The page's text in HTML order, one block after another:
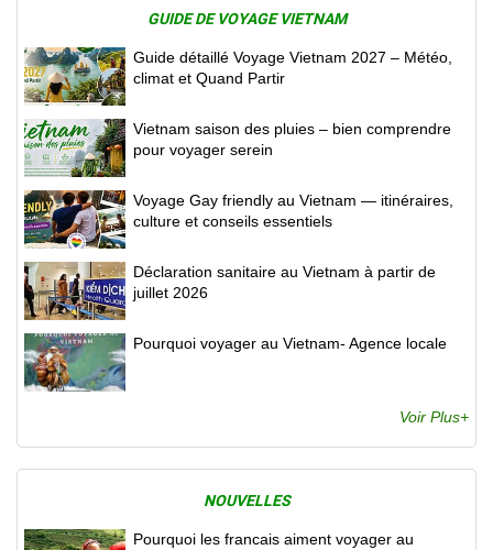
GUIDE DE VOYAGE VIETNAM
Guide détaillé Voyage Vietnam 2027 – Météo,
climat et Quand Partir
Vietnam saison des pluies – bien comprendre
pour voyager serein
Voyage Gay friendly au Vietnam — itinéraires,
culture et conseils essentiels
Déclaration sanitaire au Vietnam à partir de
juillet 2026
Pourquoi voyager au Vietnam- Agence locale
Voir Plus+
NOUVELLES
Pourquoi les francais aiment voyager au